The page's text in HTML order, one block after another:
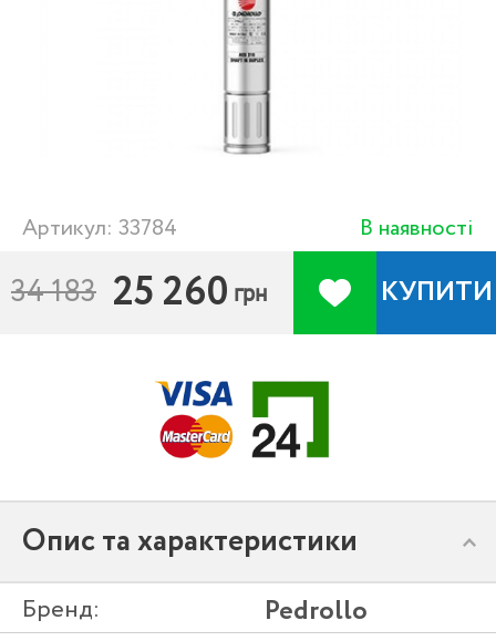
Артикул: 33784 В наявності
34 183 25 260 грн КУПИТИ
Опис та характеристики
Бренд: Pedrollo